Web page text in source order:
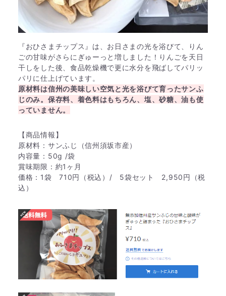
『おひさまチップス』は、お日さまの光を浴びて、りん
ごの甘味がさらにぎゅーっと増しました！りんごを天日
干しをした後、食品乾燥機で更に水分を飛ばしてパリッ
パリに仕上げています。
原材料は信州の美味しい空気と光を浴びて育ったサンふ
じのみ。保存料、着色料はもちろん、塩、砂糖、油も使
っていません。
【商品情報】
原材料：サンふじ（信州須坂市産）
内容量：50g /袋
賞味期限：約1ヶ月
価格：1袋 710円（税込）/ 5袋セット 2,950円（税
込）